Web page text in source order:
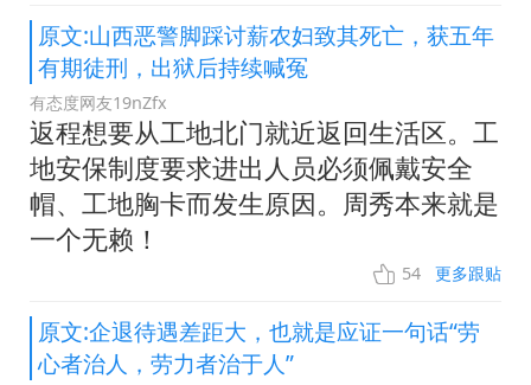
原文:山西恶警脚踩讨薪农妇致其死亡，获五年
有期徒刑，出狱后持续喊冤
有态度网友19nZfx
返程想要从工地北门就近返回生活区。工
地安保制度要求进出人员必须佩戴安全
帽、工地胸卡而发生原因。周秀本来就是
一个无赖！
54 更多跟贴
原文:企退待遇差距大，也就是应证一句话“劳
心者治人，劳力者治于人”